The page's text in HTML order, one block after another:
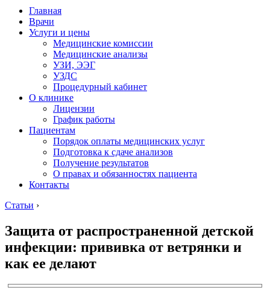
Главная
Врачи
Услуги и цены
Медицинские комиссии
Медицинские анализы
УЗИ, ЭЭГ
УЗДС
Процедурный кабинет
О клинике
Лицензии
График работы
Пациентам
Порядок оплаты медицинских услуг
Подготовка к сдаче анализов
Получение результатов
О правах и обязанностях пациента
Контакты
Статьи ›
Защита от распространенной детской
инфекции: прививка от ветрянки и
как ее делают